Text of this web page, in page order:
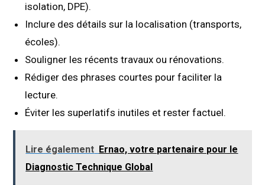
isolation, DPE).
Inclure des détails sur la localisation (transports,
écoles).
Souligner les récents travaux ou rénovations.
Rédiger des phrases courtes pour faciliter la
lecture.
Éviter les superlatifs inutiles et rester factuel.
Lire également Ernao, votre partenaire pour le
Diagnostic Technique Global